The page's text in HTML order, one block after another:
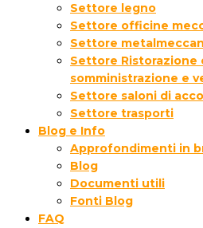
Settore legno
Settore officine
Settore
Settore Ristorazione
somministrazione e
Settore saloni di
Settore trasporti
Blog e Info
Approfondimenti in
Blog
Documenti utili
Fonti Blog
FAQ